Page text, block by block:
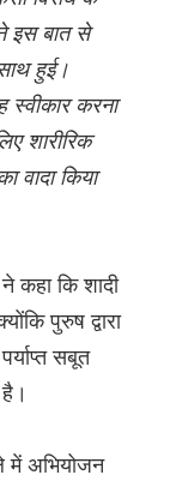
इस बात से
हुई।
स्वीकार करना
शारीरिक
वादा किया
कहा कि शादी
पुरुष द्वारा
सबूत
में अभियोजन